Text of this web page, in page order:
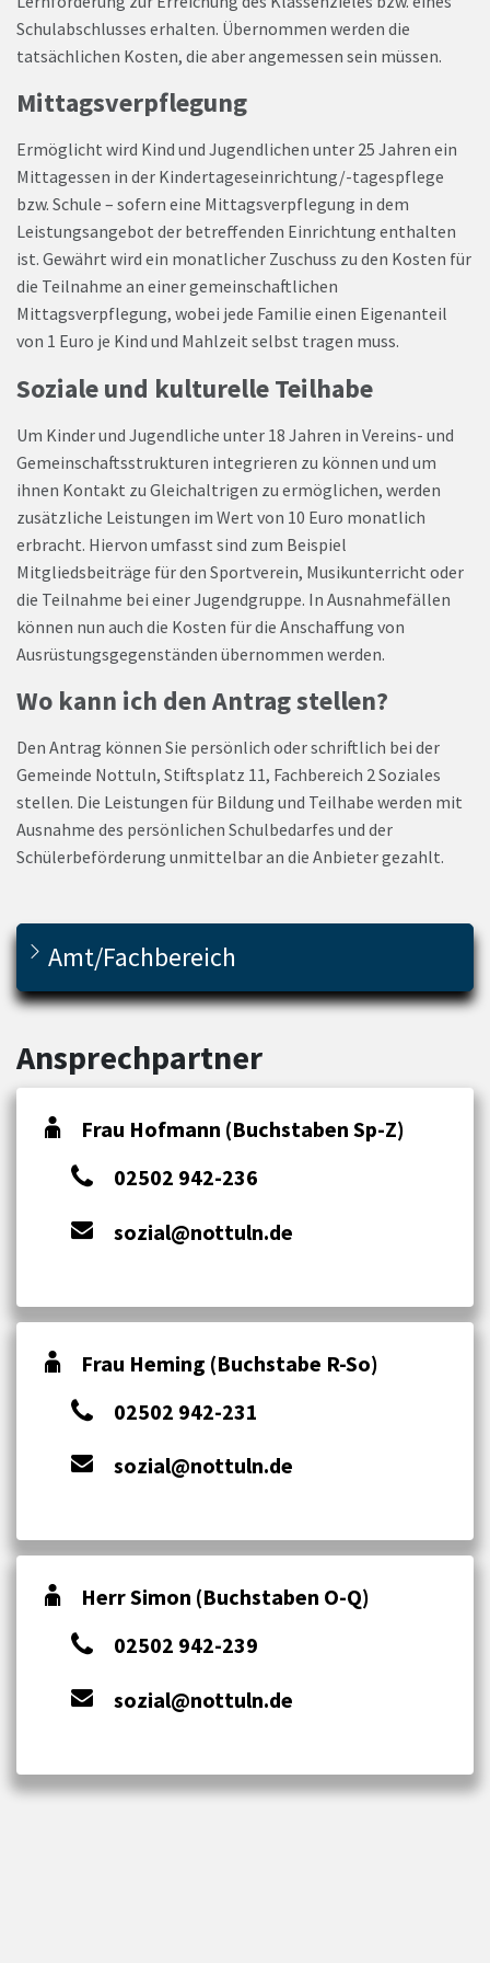
Schulabschlusses erhalten. Übernommen werden die
tatsächlichen Kosten, die aber angemessen sein müssen.
Mittagsverpflegung
Ermöglicht wird Kind und Jugendlichen unter 25 Jahren ein
Mittagessen in der Kindertageseinrichtung/-tagespflege
bzw. Schule – sofern eine Mittagsverpflegung in dem
Leistungsangebot der betreffenden Einrichtung enthalten
ist. Gewährt wird ein monatlicher Zuschuss zu den Kosten für
die Teilnahme an einer gemeinschaftlichen
Mittagsverpflegung, wobei jede Familie einen Eigenanteil
von 1 Euro je Kind und Mahlzeit selbst tragen muss.
Soziale und kulturelle Teilhabe
Um Kinder und Jugendliche unter 18 Jahren in Vereins- und
Gemeinschaftsstrukturen integrieren zu können und um
ihnen Kontakt zu Gleichaltrigen zu ermöglichen, werden
zusätzliche Leistungen im Wert von 10 Euro monatlich
erbracht. Hiervon umfasst sind zum Beispiel
Mitgliedsbeiträge für den Sportverein, Musikunterricht oder
die Teilnahme bei einer Jugendgruppe. In Ausnahmefällen
können nun auch die Kosten für die Anschaffung von
Ausrüstungsgegenständen übernommen werden.
Wo kann ich den Antrag stellen?
Den Antrag können Sie persönlich oder schriftlich bei der
Gemeinde Nottuln, Stiftsplatz 11, Fachbereich 2 Soziales
stellen. Die Leistungen für Bildung und Teilhabe werden mit
Ausnahme des persönlichen Schulbedarfes und der
Schülerbeförderung unmittelbar an die Anbieter gezahlt.
Amt/Fachbereich
Ansprechpartner
Frau Hofmann (Buchstaben Sp-Z)
02502 942-236
sozial@nottuln.de
Frau Heming (Buchstabe R-So)
02502 942-231
sozial@nottuln.de
Herr Simon (Buchstaben O-Q)
02502 942-239
sozial@nottuln.de